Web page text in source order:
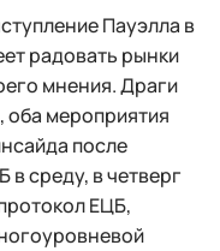
Пауэлла в
радовать рынки
мнения. Драги
оба мероприятия
после
среду, в четверг
ЕЦБ,